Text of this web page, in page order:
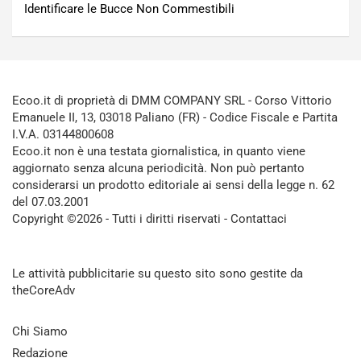
Identificare le Bucce Non Commestibili
Ecoo.it di proprietà di DMM COMPANY SRL - Corso Vittorio
Emanuele II, 13, 03018 Paliano (FR) - Codice Fiscale e Partita
I.V.A. 03144800608
Ecoo.it non è una testata giornalistica, in quanto viene
aggiornato senza alcuna periodicità. Non può pertanto
considerarsi un prodotto editoriale ai sensi della legge n. 62
del 07.03.2001
Copyright ©2026 - Tutti i diritti riservati - Contattaci
Le attività pubblicitarie su questo sito sono gestite da
theCoreAdv
Chi Siamo
Redazione